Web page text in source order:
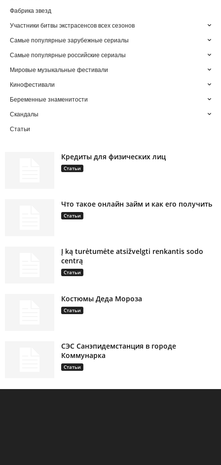
Фабрика звезд
Участники битвы экстрасенсов всех сезонов
Самые популярные зарубежные сериалы
Самые популярные российские сериалы
Мировые музыкальные фестивали
Кинофестивали
Беременные знаменитости
Скандалы
Статьи
Кредиты для физических лиц
Статьи
Что такое онлайн займ и как его получить
Статьи
Į ką turėtumėte atsižvelgti renkantis sodo
centrą
Статьи
Костюмы Деда Мороза
Статьи
СЭС Санэпидемстанция в городе
Коммунарка
Статьи